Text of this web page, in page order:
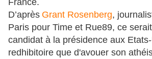
D’après Grant Rosenberg,
Paris pour Time et Rue89, ce
candidat à la présidence aux
redhibitoire que d'avouer son